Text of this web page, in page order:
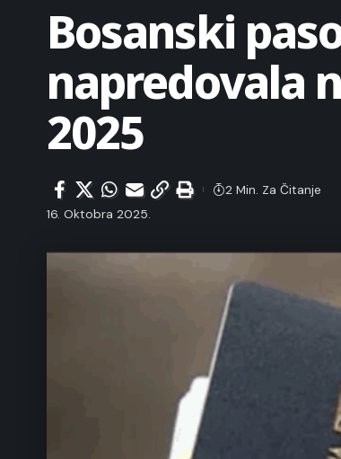
Bosanski
napredovala
2025
16. Oktobra 2025.
2 Min. Za Čitanje